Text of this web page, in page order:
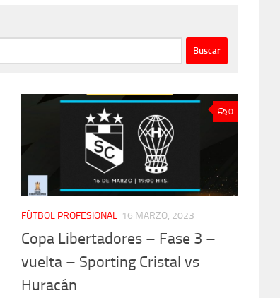
0
FÚTBOL PROFESIONAL 16 MARZO, 2023
Copa Libertadores – Fase 3 –
vuelta – Sporting Cristal vs
Huracán